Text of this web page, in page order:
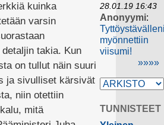
kuinka
varsin
takia. Kun
on tullut näin suuri
ja sivulliset kärsivät
niin otettiin
mitä
28.01.19 16:43
Anonyymi:
myönnettiin
viisumi!
»»»»
TUNNISTEET